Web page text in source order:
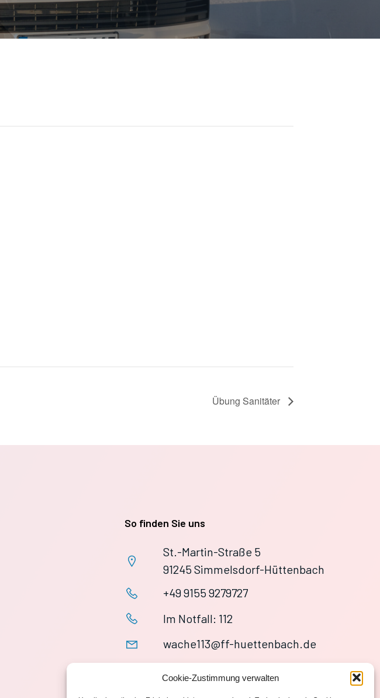
Cookie-Zustimmung verwalten
Übung Sanitäter
So finden Sie uns
St.-Martin-Straße 5
91245 Simmelsdorf-Hüttenbach
+49 9155 9279727
Im Notfall: 112
wache113@ff-huettenbach.de